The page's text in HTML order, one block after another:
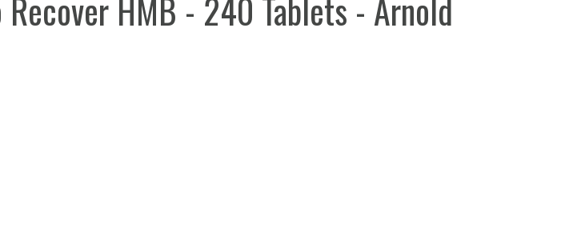
HMB - 240 Tablets - Arnold